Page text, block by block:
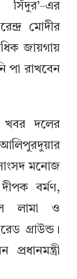
মোদীর
জায়গায়
পা রাখবেন
খবর দলের
মনোজ
দীপক বর্মণ,
লামা ও
গ্রাউন্ড।